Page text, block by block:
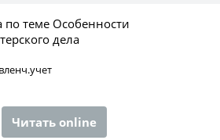
по теме Особенности
дела
Читать online